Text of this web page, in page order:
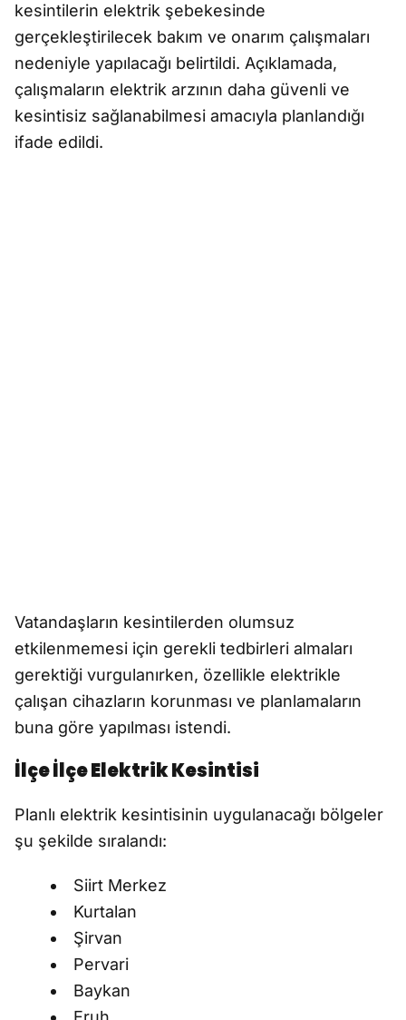
kesintilerin elektrik şebekesinde
gerçekleştirilecek bakım ve onarım çalışmaları
nedeniyle yapılacağı belirtildi. Açıklamada,
çalışmaların elektrik arzının daha güvenli ve
kesintisiz sağlanabilmesi amacıyla planlandığı
ifade edildi.
Vatandaşların kesintilerden olumsuz
etkilenmemesi için gerekli tedbirleri almaları
gerektiği vurgulanırken, özellikle elektrikle
çalışan cihazların korunması ve planlamaların
buna göre yapılması istendi.
İlçe İlçe Elektrik Kesintisi
Planlı elektrik kesintisinin uygulanacağı bölgeler
şu şekilde sıralandı:
Siirt Merkez
Kurtalan
Şirvan
Pervari
Baykan